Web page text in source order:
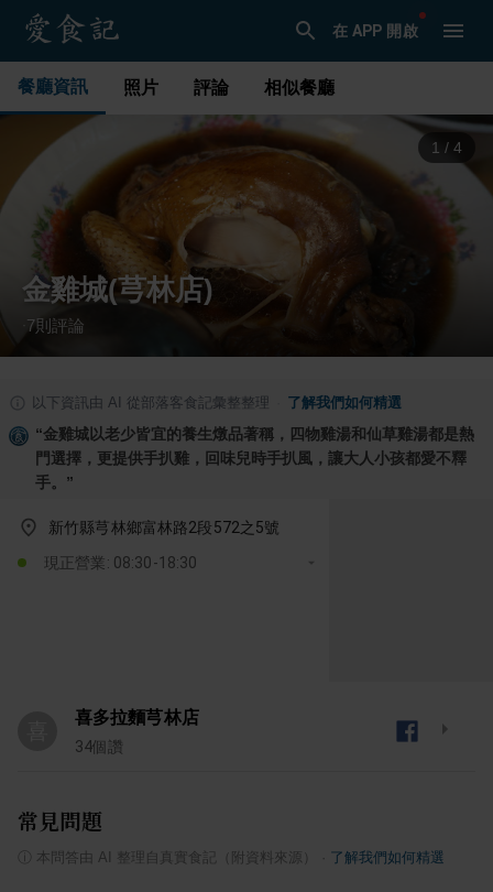
在 APP 開啟
餐廳資訊 照片 評論 相似餐廳
2 / 4
金雞城(芎林店)
7則評論
以下資訊由 AI 從部落客食記彙整整理 了解我們如何精選
“金雞城以老少皆宜的養生燉品著稱，四物雞湯和仙草雞湯都是熱
門選擇，更提供手扒雞，回味兒時手扒風，讓大人小孩都愛不釋
手。 ”
新竹縣芎林鄉富林路2段572之5號
現正營業: 08:30-18:30
喜多拉麵芎林店
34個讚
常見問題
本問答由 AI 整理自真實食記（附資料來源） 了解我們如何精選